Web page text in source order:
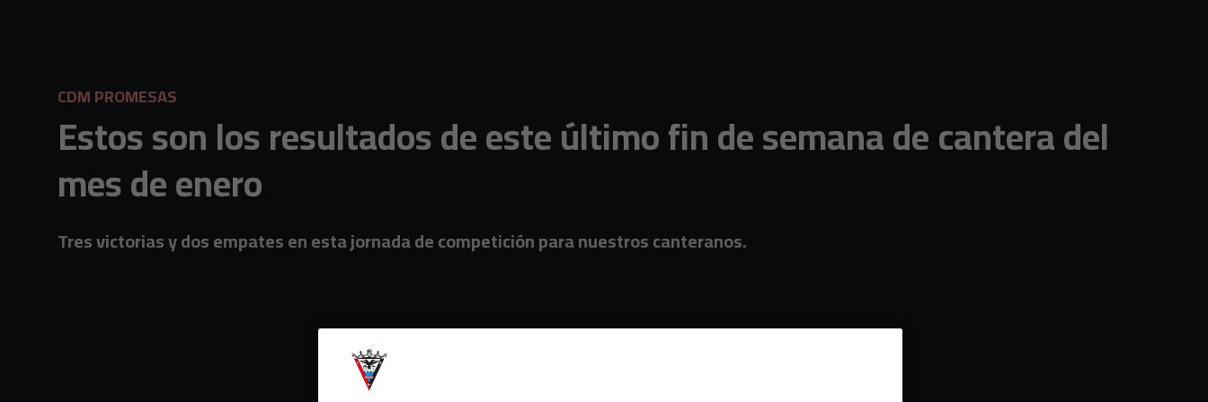
CDM PROMESAS
Estos son los resultados de este último fin de semana de cantera del
mes de enero
Tres victorias y dos empates en esta jornada de competición para nuestros canteranos.